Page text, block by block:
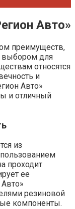
Авто»
преимуществ,
выбором для
относятся
и
Авто»
и отличный
из
проходит
ее
резиновой
компоненты.